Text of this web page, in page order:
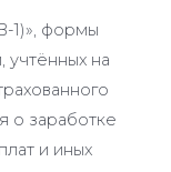
1)», формы
учтённых на
о заработке
и иных